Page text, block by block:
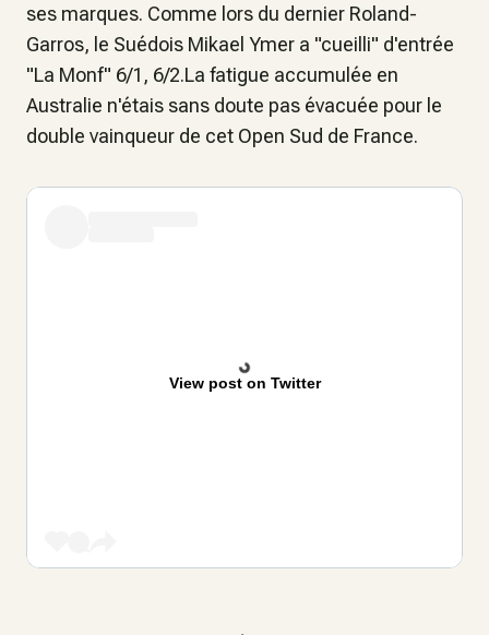
ses marques. Comme lors du dernier Roland-
Garros, le Suédois Mikael Ymer a "cueilli" d'entrée
"La Monf" 6/1, 6/2.La fatigue accumulée en
Australie n'étais sans doute pas évacuée pour le
double vainqueur de cet Open Sud de France.
View post on Twitter